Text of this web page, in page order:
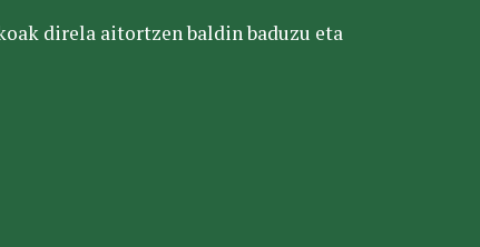
direla aitortzen baldin baduzu eta